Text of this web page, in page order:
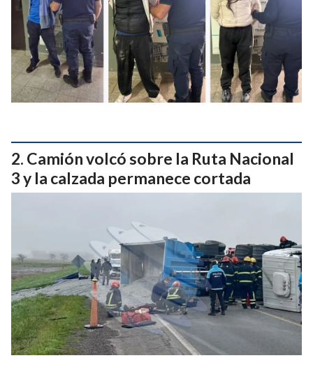
Camión volcó sobre la Ruta Nacional
3 y la calzada permanece cortada